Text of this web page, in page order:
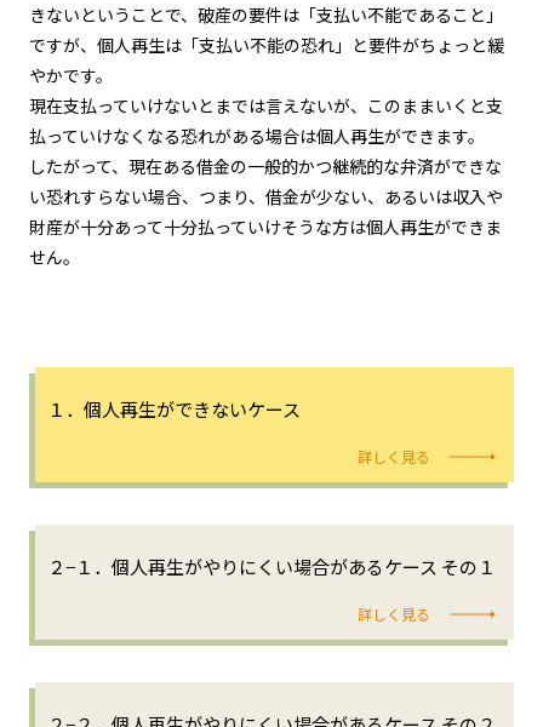
きないということで、破産の要件は「支払い不能であること」
ですが、個人再生は「支払い不能の恐れ」と要件がちょっと緩
やかです。
現在支払っていけないとまでは言えないが、このままいくと支
払っていけなくなる恐れがある場合は個人再生ができます。
したがって、現在ある借金の一般的かつ継続的な弁済ができな
い恐れすらない場合、つまり、借金が少ない、あるいは収入や
財産が十分あって十分払っていけそうな方は個人再生ができま
せん。
１．個人再生ができないケース
詳しく見る
２−１．個人再生がやりにくい場合があるケース その１
詳しく見る